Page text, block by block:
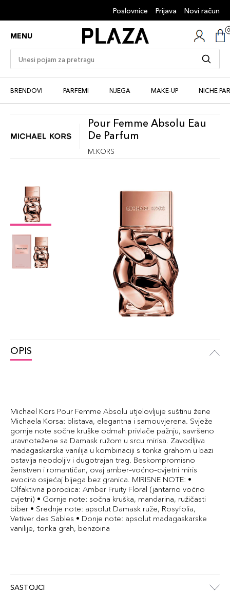
Poslovnice Prijava Novi račun
MENU
BRENDOVI PARFEMI NJEGA MAKE-UP NICHE
Pour Femme Absolu Eau
De Parfum
M.KORS
OPIS
Michael Kors Pour Femme Absolu utjelovljuje suštinu žene
Michaela Korsa: blistava, elegantna i samouvjerena. Svježe
gornje note sočne kruške odmah privlače pažnju, savršeno
uravnotežene sa Damask ružom u srcu mirisa. Zavodljiva
madagaskarska vanilija u kombinaciji s tonka grahom u bazi
ostavlja neodoljiv i dugotrajan trag. Beskompromisno
ženstven i romantičan, ovaj amber–voćno–cvjetni miris
evocira osjećaj bijega bez granica. MIRISNE NOTE: •
Olfaktivna porodica: Amber Fruity Floral (jantarno voćno
cvjetni) • Gornje note: sočna kruška, mandarina, ružičasti
biber • Srednje note: apsolut Damask ruže, Rosyfolia,
Vetiver des Sables • Donje note: apsolut madagaskarske
vanilije, tonka grah, benzoina
SASTOJCI